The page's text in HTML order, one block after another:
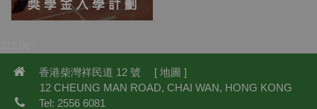
香港柴灣祥民道 12 號 [ 地圖]
12 CHEUNG MAN ROAD, CHAI WAN, HONG KONG
Tel: 2556 6081